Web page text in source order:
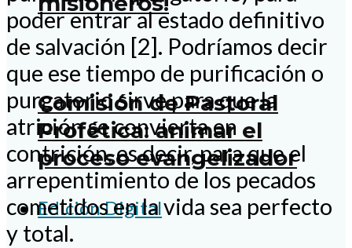
Comisión de Pastoral
Profética: animar el
proceso evangelizador
Edición Digital
poder entrar al estado definitivo
de salvación [2]. Podríamos decir
que ese tiempo de purificación o
purgatorio sirve para que la
atrición se convierta en
contrición, es decir, para que el
arrepentimiento de los pecados
cometidos en la vida sea perfecto
y total.